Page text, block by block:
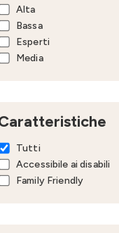
Alta
Bassa
Esperti
Media
Tutti
Accessibile ai disabili
Family Friendly